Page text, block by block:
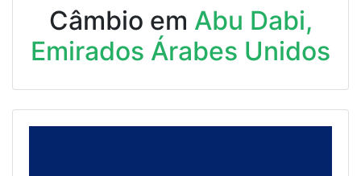
Câmbio em Abu Dabi,
Emirados Árabes Unidos